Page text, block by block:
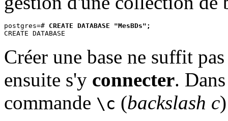
postgres=# CREATE DATABASE "MesBDs";
Créer une base ne suffit
ensuite s'y connecter.
commande \c (backslash c